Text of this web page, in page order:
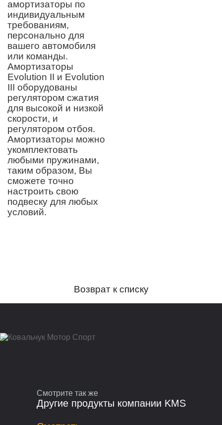
амортизаторы по
индивидуальным
требованиям,
персонально для
вашего автомобиля
или команды.
Амортизаторы
Evolution II и Evolution
III оборудованы
регулятором сжатия
для высокой и низкой
скорости, и
регулятором отбоя.
Амортизаторы можно
укомплектовать
любыми пружинами,
таким образом, Вы
сможете точно
настроить свою
подвеску для любых
условий.
Возврат к списку
Смотрите так же
Другие продукты компании KMS